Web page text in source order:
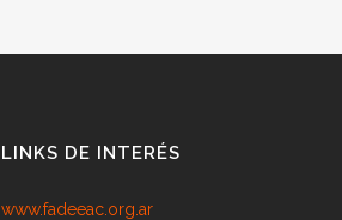
LINKS DE INTERÉS
www.fadeeac.org.ar